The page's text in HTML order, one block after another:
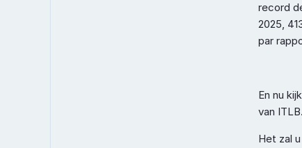
record
2025,
par
En nu
van ITLB.
Het zal